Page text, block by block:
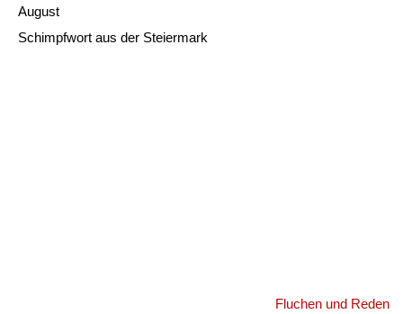
August
Schimpfwort aus der Steiermark
Fluchen und Reden